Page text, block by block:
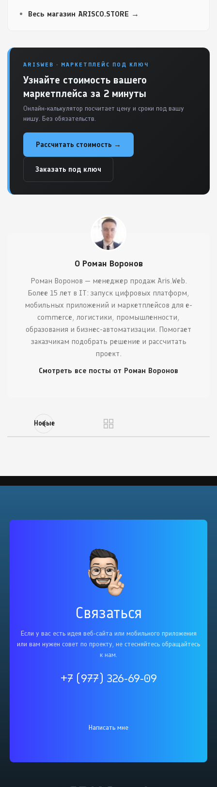
Весь магазин ARISCO.STORE →
ARISWEB · МАРКЕТПЛЕЙС ПОД КЛЮЧ
Узнайте стоимость вашего
маркетплейса за 2 минуты
Онлайн-калькулятор посчитает цену и сроки под вашу
нишу. Без обязательств.
Рассчитать стоимость →
Заказать под ключ
О Роман Воронов
Роман Воронов — менеджер продаж Aris.Web.
Более 15 лет в IT: запуск цифровых платформ,
мобильных приложений и маркетплейсов для e-
commerce, логистики, промышленности,
образования и бизнес-автоматизации. Помогает
заказчикам подобрать решение и рассчитать
проект.
Смотреть все посты от Роман Воронов
Новые
Связаться
Если у вас есть идея веб-сайта или мобильного приложения
или вам нужен совет по проекту, не стесняйтесь обращайтесь
к нам.
+7 (977) 326-69-09
Написать мне